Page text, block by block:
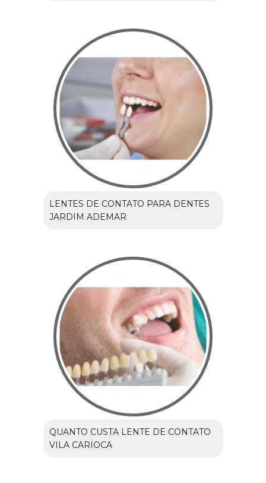
LENTES DE CONTATO PARA DENTES
JARDIM ADEMAR
QUANTO CUSTA LENTE DE CONTATO
VILA CARIOCA